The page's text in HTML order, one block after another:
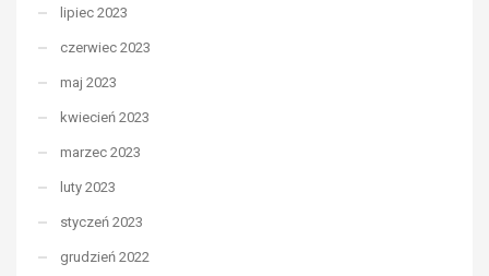
lipiec 2023
czerwiec 2023
maj 2023
kwiecień 2023
marzec 2023
luty 2023
styczeń 2023
grudzień 2022